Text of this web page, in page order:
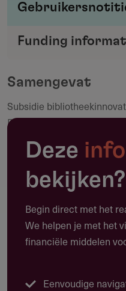
Samengevat
Subsidie
Periode 3 nov 2025 - 1
Toepassing
Waarvoor kun je deze
Deze subsidie
experimenten, pilots en
Vernieuwing of
verstrekker met de
Maak een notitie
Funding
Deze
bekijken?
Begin direct met het
We helpen je met het
financiële middelen
Eenvoudige